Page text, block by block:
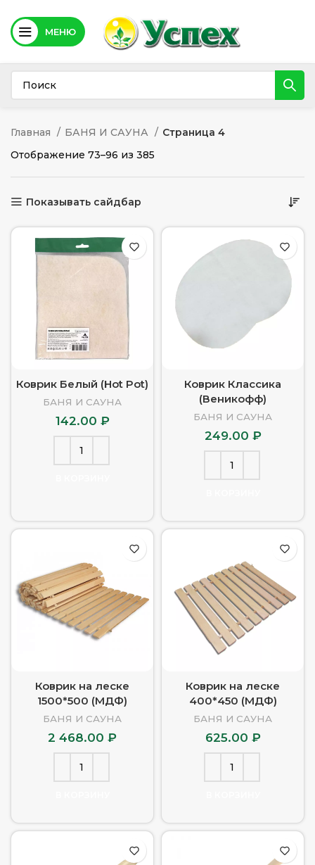
МЕНЮ
Главная БАНЯ И САУНА
Страница 4
Отображение 73–96 из 385
Показывать сайдбар
Коврик Белый (Hot Pot)
БАНЯ И САУНА
142.00 ₽
Коврик Классика
(Веникофф)
БАНЯ И САУНА
249.00 ₽
Коврик на леске
1500*500 (МДФ)
БАНЯ И САУНА
2 468.00 ₽
Коврик на леске
400*450 (МДФ)
БАНЯ И САУНА
625.00 ₽